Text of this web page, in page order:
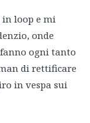
in loop e mi
onde
ogni tanto
di rettificare
in vespa sui